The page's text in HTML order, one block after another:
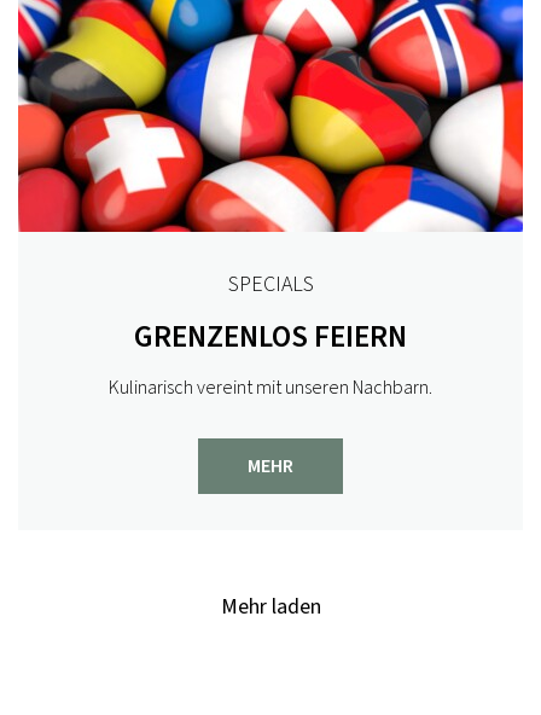
SPECIALS
GRENZENLOS FEIERN
Kulinarisch vereint mit unseren Nachbarn.
MEHR
Mehr laden